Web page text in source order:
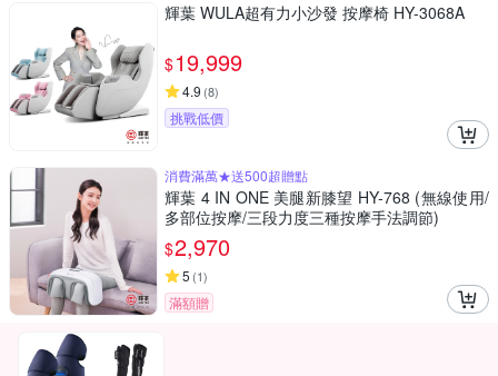
輝葉 WULA超有力小沙發 按摩椅 HY-3068A
$19,999
4.9 (8)
挑戰低價
消費滿萬★送500超贈點
輝葉 4 IN ONE 美腿新膝望 HY-768 (無線使用/
多部位按摩/三段力度三種按摩手法調節)
$2,970
5 (1)
滿額贈